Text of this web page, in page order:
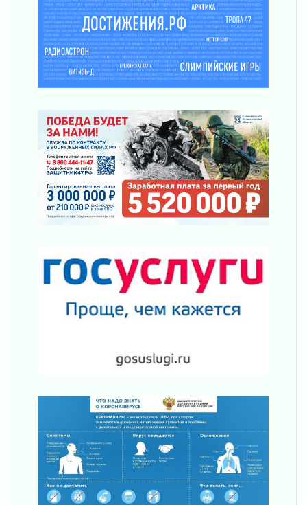
Ленинградцы — бойцам «Барс-Ленинградец»
31 июля 2026
Маршрутами будущего — к заветной цели
31 июля 2026
«Корвет» на страже
31 июля 2026
Правила для жизни
31 июля 2026
С рабочим визитом
31 июля 2026
В Шлиссельбурге прошла акция «Белый
кораблик Памяти»
31 июля 2026
За сухими цифрами — реальная жизнь
31 июля 2026
От инженера-создателя к волонтёрам
«Созидателям»
31 июля 2026
Открытое сердце и стремление делать добро
Давайте разберемся!
Круглую ригу в Гатчине отреставрируют в
2027 году
30 июля 2026
Путешествие к западным рубежам
30 июля 2026